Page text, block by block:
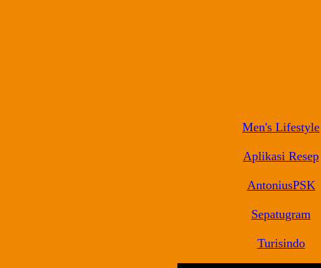
Men's Lifestyle
Aplikasi Resep
AntoniusPSK
Sepatugram
Turisindo